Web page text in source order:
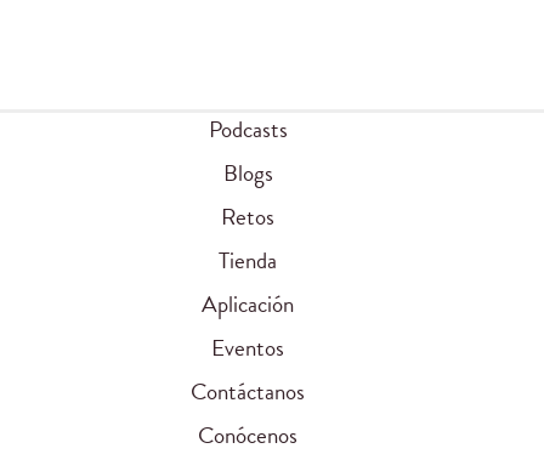
Podcasts
Blogs
Retos
Tienda
Aplicación
Eventos
Contáctanos
Conócenos